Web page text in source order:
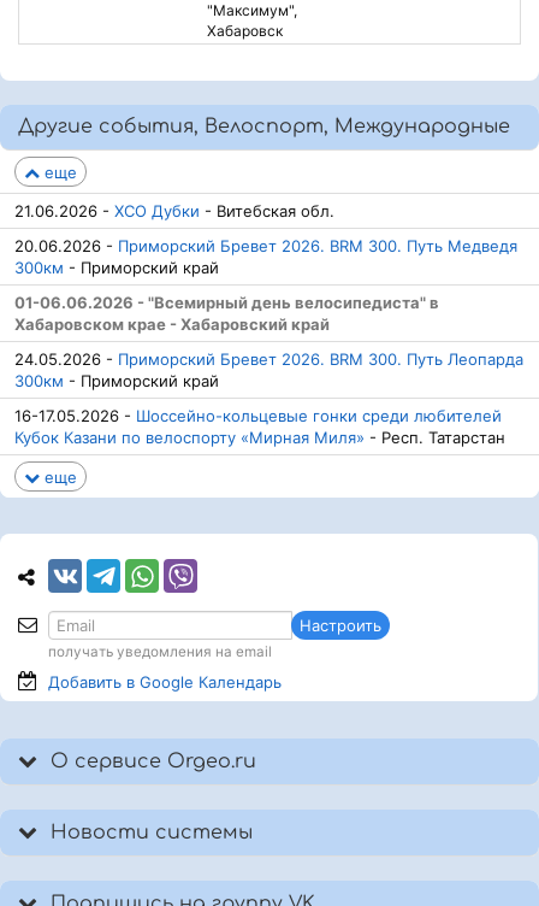
"Максимум",
Хабаровск
Другие события, Велоспорт, Международные
еще
21.06.2026 - ХСО Дубки - Витебская обл.
20.06.2026 - Приморский Бревет 2026. BRM 300. Путь Медведя
300км - Приморский край
01-06.06.2026 - "Всемирный день велосипедиста" в
Хабаровском крае - Хабаровский край
24.05.2026 - Приморский Бревет 2026. BRM 300. Путь Леопарда
300км - Приморский край
16-17.05.2026 - Шоссейно-кольцевые гонки среди любителей
Кубок Казани по велоспорту «Мирная Миля» - Респ. Татарстан
еще
Настроить
получать уведомления на email
Добавить в Google Календарь
О сервисе Orgeo.ru
Новости системы